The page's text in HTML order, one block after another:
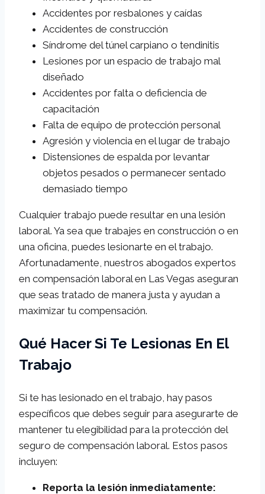
Accidentes por resbalones y caídas
Accidentes de construcción
Síndrome del túnel carpiano o tendinitis
Lesiones por un espacio de trabajo mal
diseñado
Accidentes por falta o deficiencia de
capacitación
Falta de equipo de protección personal
Agresión y violencia en el lugar de trabajo
Distensiones de espalda por levantar
objetos pesados o permanecer sentado
demasiado tiempo
Cualquier trabajo puede resultar en una lesión
laboral. Ya sea que trabajes en construcción o en
una oficina, puedes lesionarte en el trabajo.
Afortunadamente, nuestros abogados expertos
en compensación laboral en Las Vegas aseguran
que seas tratado de manera justa y ayudan a
maximizar tu compensación.
Qué Hacer Si Te Lesionas En El
Trabajo
Si te has lesionado en el trabajo, hay pasos
específicos que debes seguir para asegurarte de
mantener tu elegibilidad para la protección del
seguro de compensación laboral. Estos pasos
incluyen:
Reporta la lesión inmediatamente: